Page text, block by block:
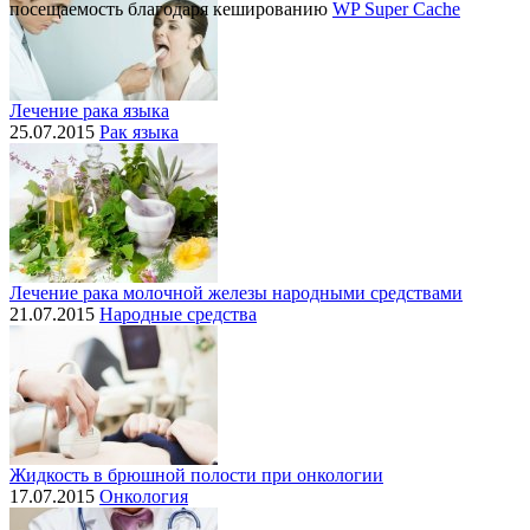
Лечение рака языка
25.07.2015 Рак языка
Лечение рака молочной железы народными средствами
21.07.2015 Народные средства
Жидкость в брюшной полости при онкологии
17.07.2015 Онкология
посещаемость благодаря кешированию WP Super Cache